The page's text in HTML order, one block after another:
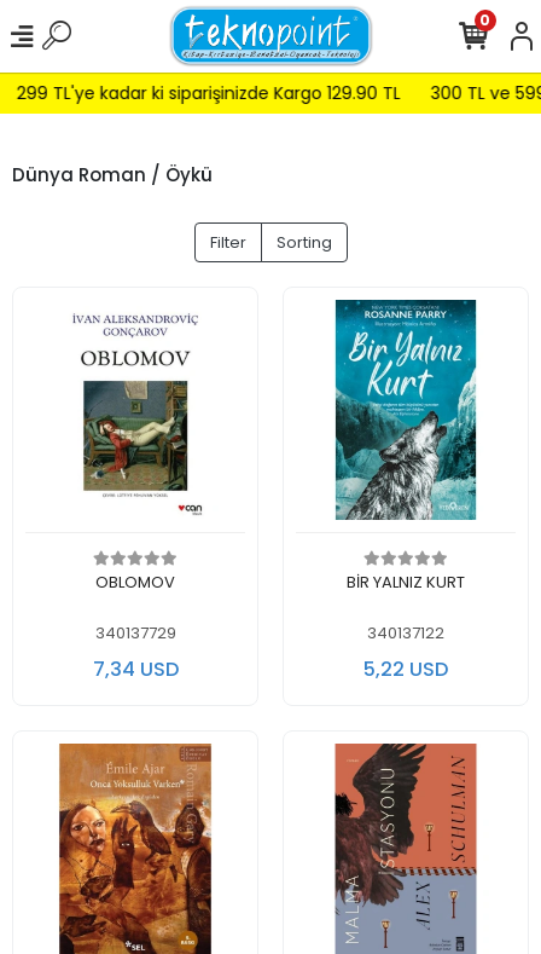
TL'ye kadar ki siparişinizde Kargo 129.90 TL 300 TL ve 599
0
Dünya Roman / Öykü
Filter Sorting
Add to cart
OBLOMOV
340137729
7,34 USD
Add to cart
BİR YALNIZ KURT
340137122
5,22 USD